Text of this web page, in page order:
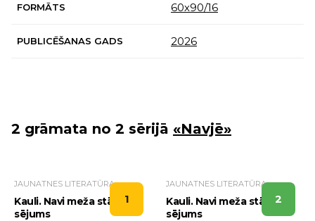
FORMĀTS 60х90/16
PUBLICĒŠANAS GADS 2026
2 grāmata no 2 sērijā «Navjē»
1
JAUNATNES LITERATŪRA
Kauli. Navi meža stāsti. 1.
sējums
2
JAUNATNES LITERATŪRA
Kauli. Navi meža stāsti. 2.
sējums